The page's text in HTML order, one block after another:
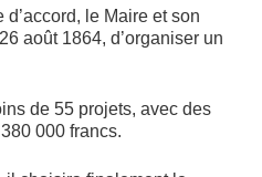
d’accord, le Maire et son
août 1864, d’organiser un
de 55 projets, avec des
000 francs.